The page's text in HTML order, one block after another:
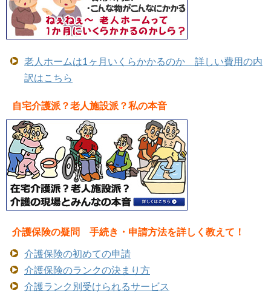
老人ホームは1ヶ月いくらかかるのか 詳しい費用の内
訳はこちら
自宅介護派？老人施設派？私の本音
介護保険の疑問 手続き・申請方法を詳しく教えて！
介護保険の初めての申請
介護保険のランクの決まり方
介護ランク別受けられるサービス